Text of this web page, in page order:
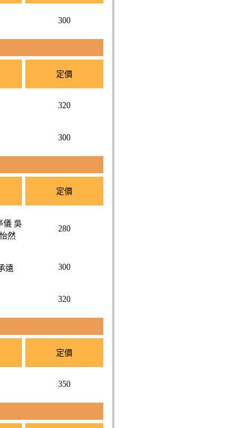
300
定價
320
300
定價
儀 吳
然
280
遠 300
320
定價
350